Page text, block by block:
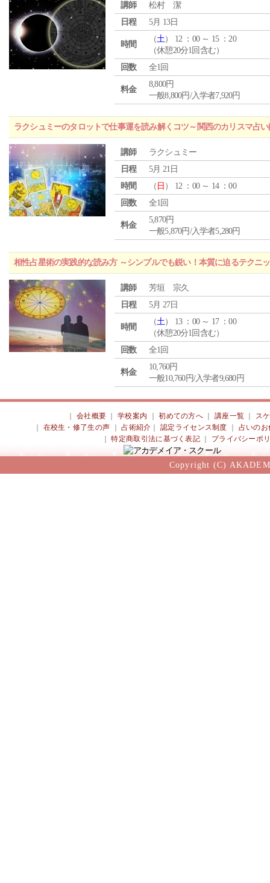
講師
松村 潔
日程
5月 13日
時間
（土） 12 ：00 ～ 15 ：20
（休憩20分1回含む）
回数
全1回
料金
8,800円
一般8,800円/入学者7,920円
ラクシュミーのタロットで仕事運を読み解くコツ～関西のカリスマ占
講師
ラクシュミー
日程
5月 21日
時間
（ 日 ） 12 ：00 ～ 14 ：00
回数
全1回
料金
5,870円
一般5,870円/入学者5,280円
相性占星術の実践的な読み方 ～シンプルでも鋭い！本質に迫るテクニ
講師
芳垣 宗久
日程
5月 27日
時間
（土） 13 ：00 ～ 17 ：00
（休憩20分1回含む）
回数
全1回
料金
10,760円
一般10,760円/入学者9,680円
会社概要 ｜学校案内 ｜初めての方へ 講座一覧
ス
在校生・修了生の声 ｜占術紹介 ｜認定ライセンス制度
占いのお
｜特定商取引法に基づく表記 プライバシーポ
Copyright (C)